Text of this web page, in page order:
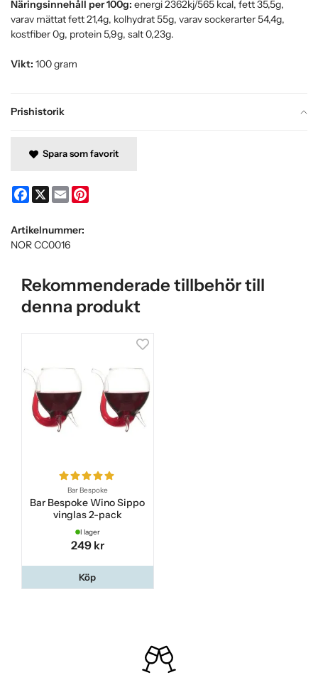
Prishistorik
Näringsinnehåll per 100g: energi 2362kj/565 kcal, fett 35,5g,
varav mättat fett 21,4g, kolhydrat 55g, varav sockerarter 54,4g,
kostfiber 0g, protein 5,9g, salt 0,23g.
Vikt: 100 gram
Spara som favorit
Facebook
X Email
Artikelnummer:
NOR CC0016
Rekommenderade tillbehör till
denna produkt
Bar Bespoke
Bar Bespoke Wino Sippo
vinglas 2-pack
I lager
249 kr
Köp